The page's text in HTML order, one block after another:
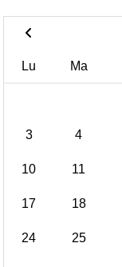
Lu Ma
3 4
10 11
17 18
24 25